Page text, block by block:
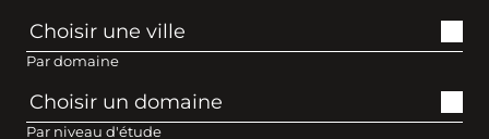
Par domaine
Par niveau d'étude